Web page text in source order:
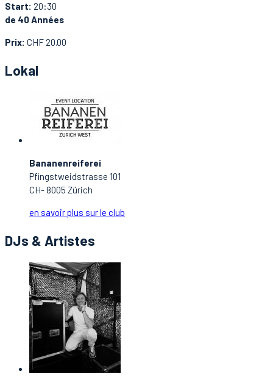
Start: 20:30
de 40 Années
Prix: CHF 20.00
Lokal
Bananenreiferei
Pfingstweidstrasse 101
CH- 8005 Zürich
en savoir plus sur le club
DJs & Artistes